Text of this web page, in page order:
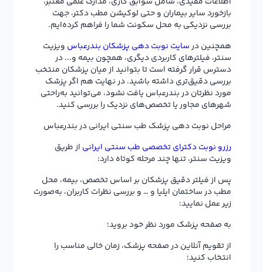
بازخورد سایر بیماران و حتی لوکیشن مطب دکتر، جهت
بررسی نزدیکی به محل سکونت شما را فراهم کرده‌ایم.
همچنین درسایت نوبت دهی پزشکان بندرعباس ویزیت
سنتر، فیلترهای کاربردی دیگری، همچون بیمه و... در
دسترس قرار گرفته است تا بتوانید از میان پزشکان منتخب
بررسی دقیق‌تری داشته باشید. در نهایت هم اگر پزشک
مورد نظرتان در بندرعباس یافت نشود، می‌توانید به‌راحتی
شهرهای مجاور یا تخصص‌های نزدیک را بررسی کنید.
مراحل نوبت دهی پزشک طب سنتی ایرانی در بندرعباس
رزرو نوبت دکترای تخصصی طب سنتی ایرانی از طریق
ویزیت سنتر، تنها چند مرحله کوتاه دارد:
پس از فیلتر دقیق پزشکان بر اساس تخصص، بیمه، محل
مطب در ساختمان ایلیا و … و بررسی نظرات کاربران، به‌صورت
زیر عمل نمایید:
به صفحه پزشک مورد نظر خود بروید؛
از تقویم آنلاین در صفحه پزشک، زمان خالی مناسب را
انتخاب کنید؛